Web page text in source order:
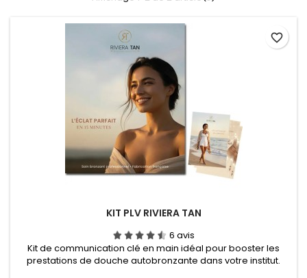
KIT PLV RIVIERA TAN
6 avis
Kit de communication clé en main idéal pour booster les
prestations de douche autobronzante dans votre institut.
favorite_border